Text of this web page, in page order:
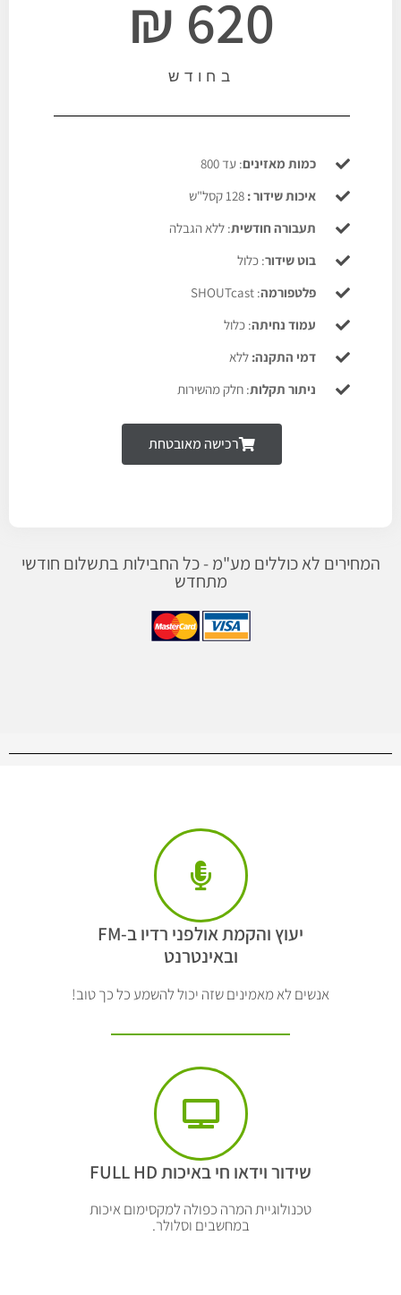
620 ₪
בחודש
כמות מאזינים: עד 800
איכות שידור : 128 קסל"ש
תעבורה חודשית: ללא הגבלה
בוט שידור: כלול
פלטפורמה: SHOUTcast
עמוד נחיתה: כלול
דמי התקנה: ללא
ניתור תקלות: חלק מהשירות
רכישה מאובטחת
המחירים לא כוללים מע"מ - כל החבילות בתשלום חודשי
מתחדש
יעוץ והקמת אולפני רדיו ב-FM
ובאינטרנט
אנשים לא מאמינים שזה יכול להשמע כל כך טוב!
שידור וידאו חי באיכות FULL HD
טכנולוגיית המרה כפולה למקסימום איכות
במחשבים וסלולר.